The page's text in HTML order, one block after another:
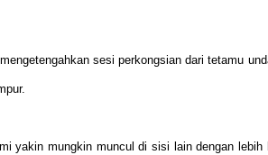
sesi perkongsian dari tetamu
yakin mungkin muncul di sisi lain dengan lebih